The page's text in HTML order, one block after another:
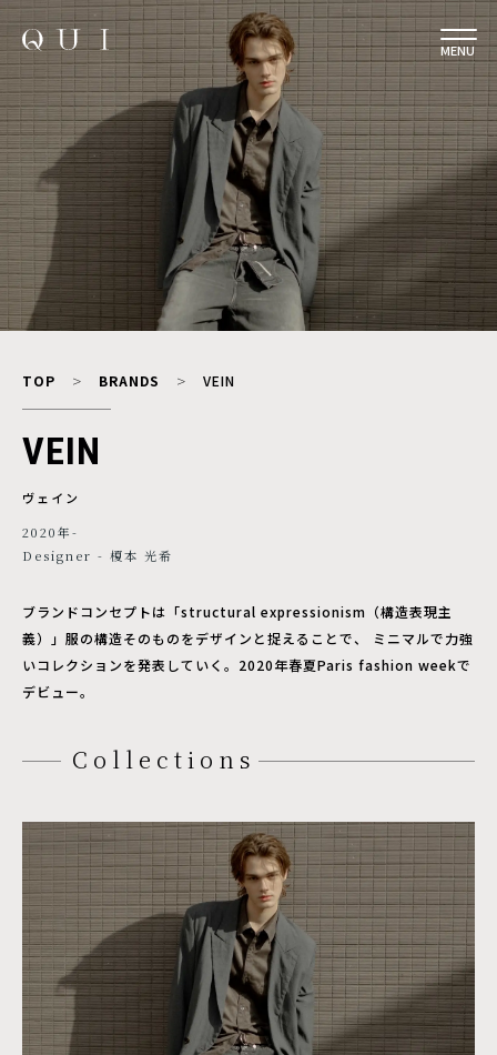
MENU
TOP BRANDS VEIN
VEIN
ヴェイン
2020年-
Designer - 榎本 光希
ブランドコンセプトは「structural expressionism（構造表現主
義）」服の構造そのものをデザインと捉えることで、 ミニマルで力強
いコレクションを発表していく。2020年春夏Paris fashion weekで
デビュー。
Collections